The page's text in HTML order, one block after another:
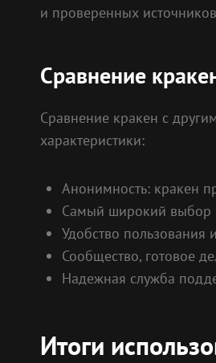
и проверенных
Сравнение
Сравнение кракен с
характеристики:
Анонимность: кракен
Самый широкий выбор
Удобство пользования
Сообщество, готовое
Надежная служба
Итоги